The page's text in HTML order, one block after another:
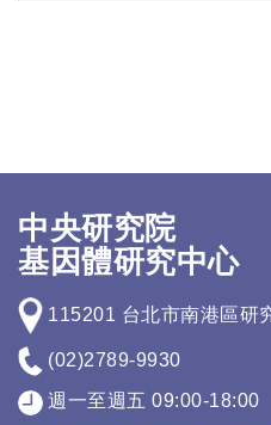
中央研究院
基因體研究中心
115201 台北市南港區研
(02)2789-9930
週一至週五 09:00-18:00